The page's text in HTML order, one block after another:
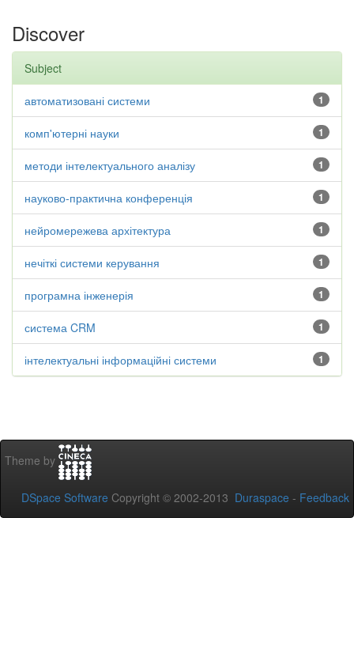
Discover
Subject
1
автоматизовані системи
1
комп'ютерні науки
1
методи інтелектуального аналізу
1
науково-практична конференція
1
нейромережева архітектура
1
нечіткі системи керування
1
програмна інженерія
1
система CRM
1
інтелектуальні інформаційні системи
Theme by
DSpace Software Copyright © 2002-2013 Duraspace - Feedback